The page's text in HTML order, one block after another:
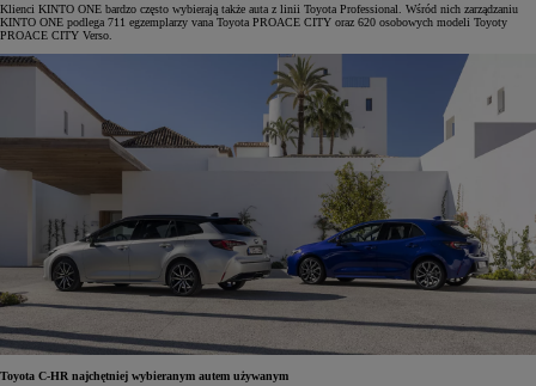
Klienci KINTO ONE bardzo często wybierają także auta z linii Toyota Professional. Wśród nich zarządzaniu
KINTO ONE podlega 711 egzemplarzy vana Toyota PROACE CITY oraz 620 osobowych modeli Toyoty
PROACE CITY Verso.
Toyota C-HR najchętniej wybieranym autem używanym